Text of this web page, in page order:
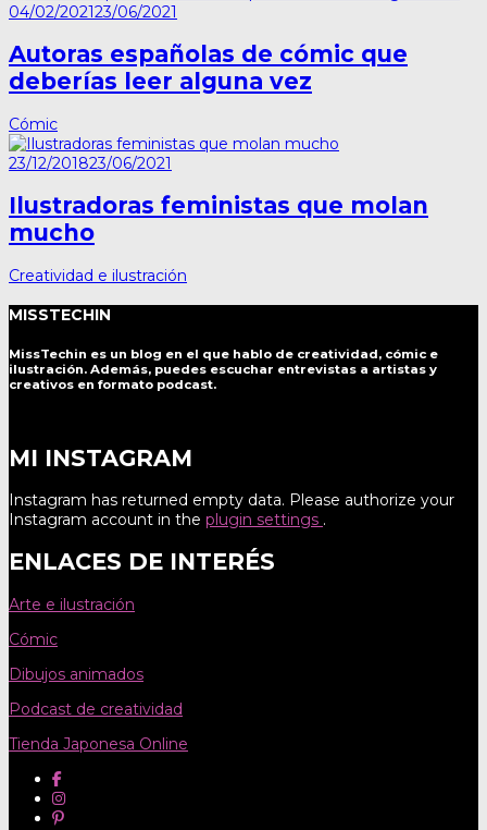
04/02/202123/06/2021
Autoras españolas de cómic que
deberías leer alguna vez
Cómic
23/12/201823/06/2021
Ilustradoras feministas que molan
mucho
Creatividad e ilustración
MISSTECHIN
MissTechin es un blog en el que hablo de creatividad, cómic e
ilustración. Además, puedes escuchar entrevistas a artistas y
creativos en formato podcast.
MI INSTAGRAM
Instagram has returned empty data. Please authorize your
Instagram account in the plugin settings .
ENLACES DE INTERÉS
Arte e ilustración
Cómic
Dibujos animados
Podcast de creatividad
Tienda Japonesa Online